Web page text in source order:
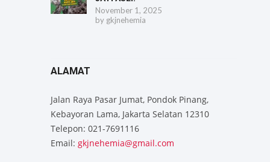
November 1, 2025
by gkjnehemia
ALAMAT
Jalan Raya Pasar Jumat, Pondok Pinang,
Kebayoran Lama, Jakarta Selatan 12310
Telepon: 021-7691116
Email: gkjnehemia@gmail.com